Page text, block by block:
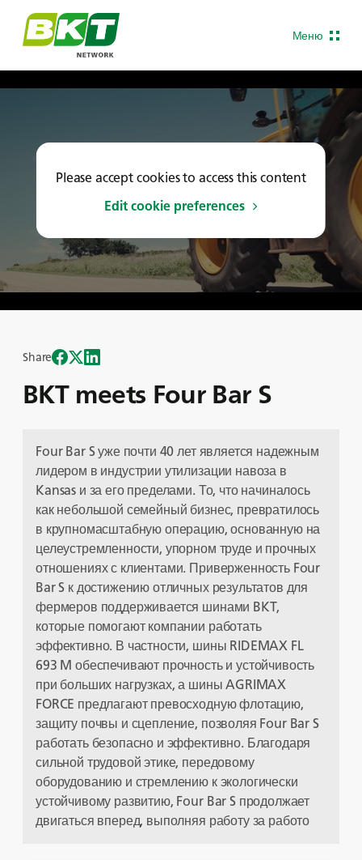
Меню
Please accept cookies to access this content
Edit cookie preferences
BKT meets Four Bar S
Share
Four Bar S уже почти 40 лет является надежным
лидером в индустрии утилизации навоза в
Kansas и за его пределами. То, что начиналось
как небольшой семейный бизнес, превратилось
в крупномасштабную операцию, основанную на
целеустремленности, упорном труде и прочных
отношениях с клиентами. Приверженность Four
Bar S к достижению отличных результатов для
фермеров поддерживается шинами BKT,
которые помогают компании работать
эффективно. В частности, шины RIDEMAX FL
693 M обеспечивают прочность и устойчивость
при больших нагрузках, а шины AGRIMAX
FORCE предлагают превосходную флотацию,
защиту почвы и сцепление, позволяя Four Bar S
работать безопасно и эффективно. Благодаря
сильной трудовой этике, передовому
оборудованию и стремлению к экологически
устойчивому развитию, Four Bar S продолжает
двигаться вперед, выполняя работу за работо